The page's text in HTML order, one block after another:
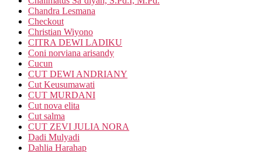
Chandra Lesmana
Checkout
Christian Wiyono
CITRA DEWI LADIKU
Coni norviana arisandy
Cucun
CUT DEWI ANDRIANY
Cut Keusumawati
CUT MURDANI
Cut nova elita
Cut salma
CUT ZEVI JULIA NORA
Dadi Mulyadi
Dahlia Harahap